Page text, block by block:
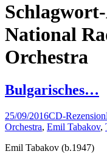
National
Orchestra
Bulgarisches…
25/09/2016CD-Rezension
Orchestra, Emil Tabakov,
Emil Tabakov (b.1947)